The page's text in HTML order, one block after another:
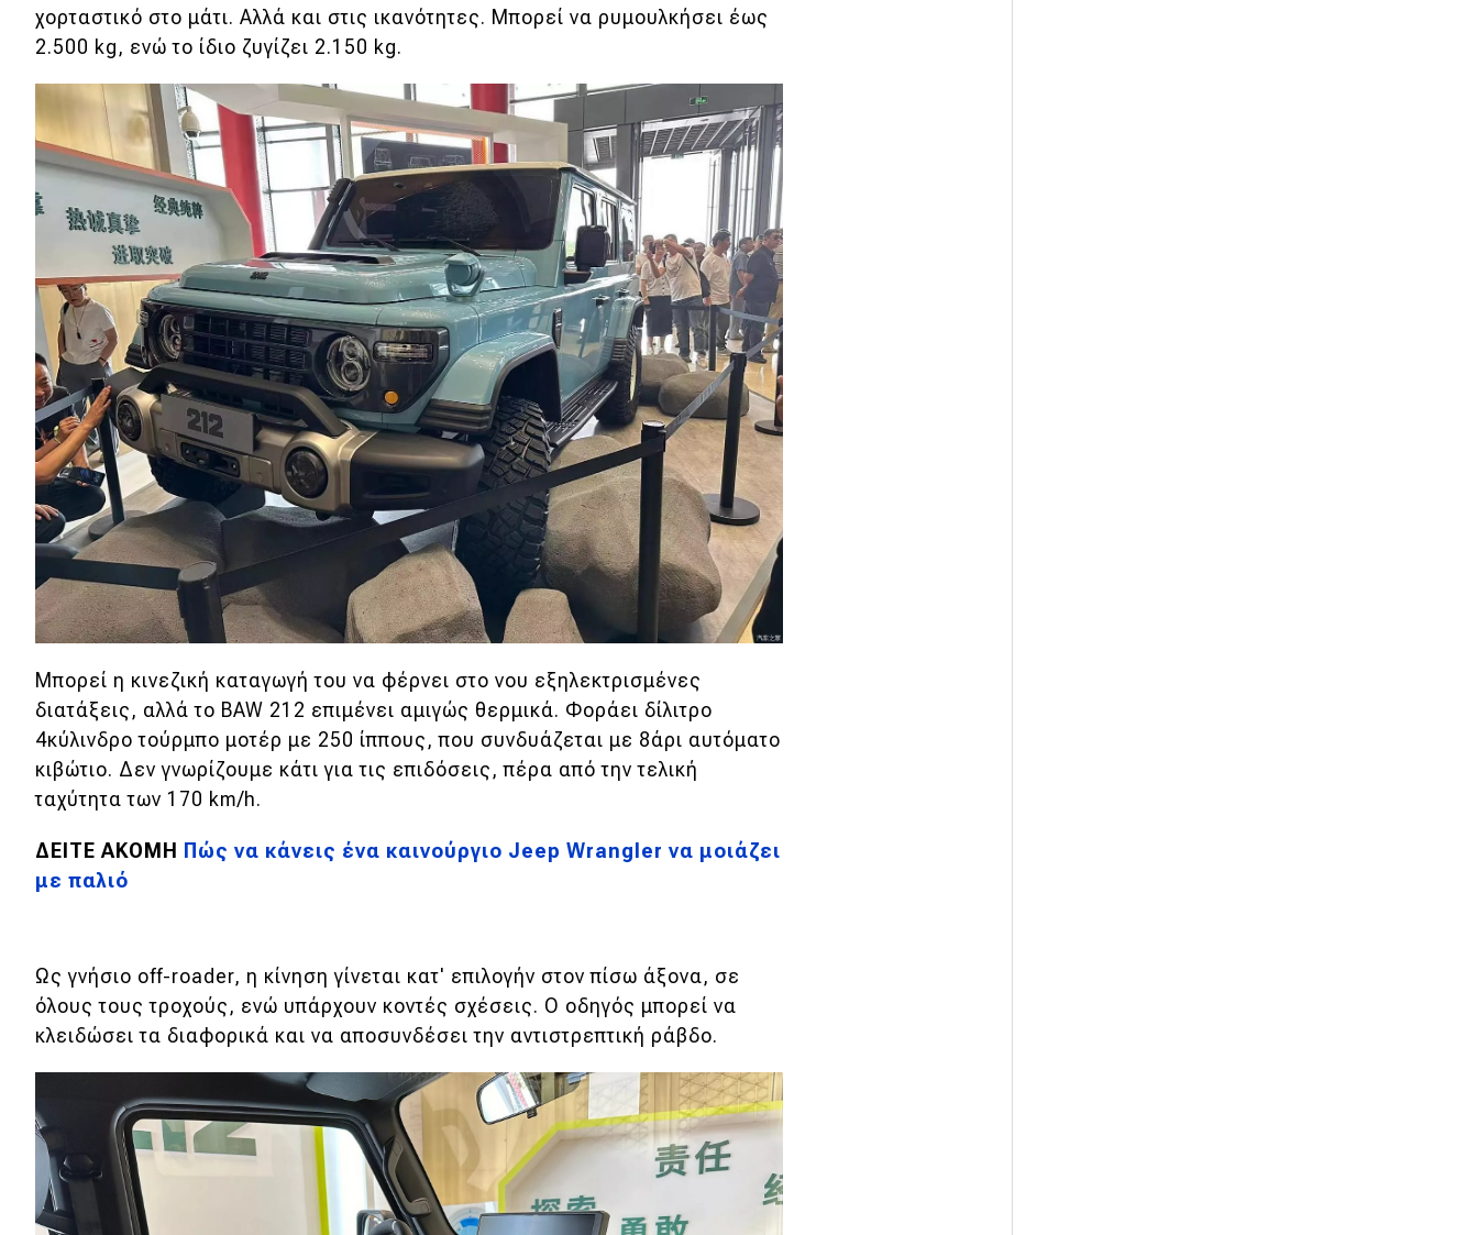
Μεταχειρισμένο
Οδηγός αγοράς
Συμβουλές
Χρηστικά
Συμβουλές
ΚΤΕΟ
Οδική βοήθεια
eDRIVE
DRIVE USED
χορταστικό στο μάτι. Αλλά και στις ικανότητες. Μπορεί να ρυμουλκήσει έως
2.500 kg, ενώ το ίδιο ζυγίζει 2.150 kg.
Μπορεί η κινεζική καταγωγή του να φέρνει στο νου εξηλεκτρισμένες
διατάξεις, αλλά το BAW 212 επιμένει αμιγώς θερμικά. Φοράει δίλιτρο
4κύλινδρο τούρμπο μοτέρ με 250 ίππους, που συνδυάζεται με 8άρι αυτόματο
κιβώτιο. Δεν γνωρίζουμε κάτι για τις επιδόσεις, πέρα από την τελική
ταχύτητα των 170 km/h.
ΔΕΙΤΕ ΑΚΟΜΗ
Πώς να κάνεις ένα καινούργιο Jeep Wrangler να μοιάζει
με παλιό
Ως γνήσιο off-roader, η κίνηση γίνεται κατ' επιλογήν στον πίσω άξονα, σε
όλους τους τροχούς, ενώ υπάρχουν κοντές σχέσεις. Ο οδηγός μπορεί να
κλειδώσει τα διαφορικά και να αποσυνδέσει την αντιστρεπτική ράβδο.